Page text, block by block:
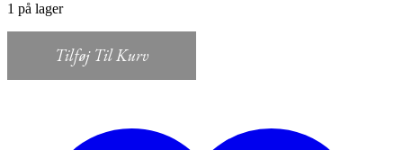
1 på lager
Tilføj Til Kurv